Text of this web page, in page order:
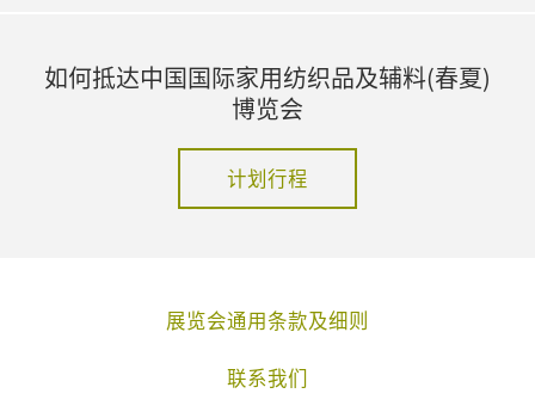
如何抵达中国国际家用纺织品及辅料(春夏)
博览会
计划行程
展览会通用条款及细则
联系我们